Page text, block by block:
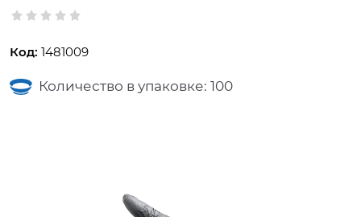
Код: 1481009
Количество в упаковке: 100